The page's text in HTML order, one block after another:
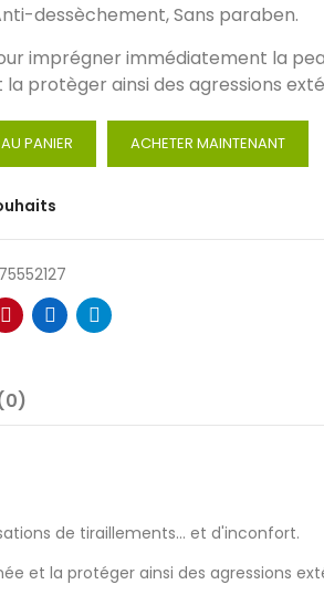
dessèchement, Sans paraben.
imprégner immédiatement la
protèger ainsi des agressions
PANIER ACHETER MAINTENANT
de tiraillements... et d'inconfort.
et la protéger ainsi des agressions